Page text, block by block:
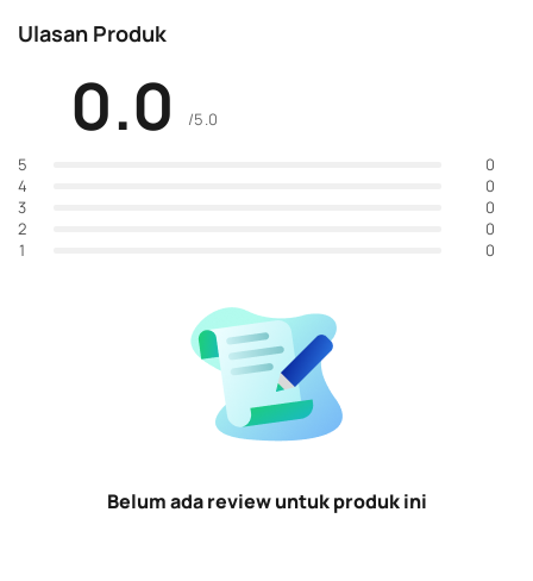
Ulasan Produk
0.0 /5.0
5
0
4
0
3
0
2
0
1
0
Belum ada review untuk produk ini